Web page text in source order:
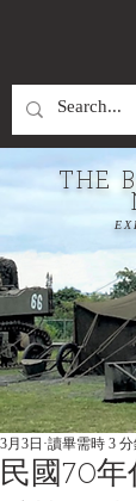
THE
民國70
3月3日 讀畢需時 3